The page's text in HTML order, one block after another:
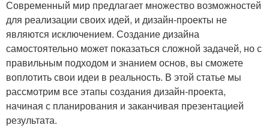
Современный мир предлагает множество возможностей
для реализации своих идей, и дизайн-проекты не
являются исключением. Создание дизайна
самостоятельно может показаться сложной задачей, но с
правильным подходом и знанием основ, вы сможете
воплотить свои идеи в реальность. В этой статье мы
рассмотрим все этапы создания дизайн-проекта,
начиная с планирования и заканчивая презентацией
результата.